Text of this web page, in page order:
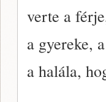
verte a
a gyereke,
a halála,